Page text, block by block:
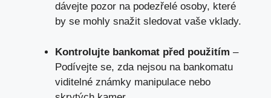
dávejte pozor na podezřelé osoby, které
by se mohly snažit sledovat vaše vklady.
Kontrolujte bankomat před použitím –
Podívejte se, zda nejsou na bankomatu
viditelné známky manipulace nebo